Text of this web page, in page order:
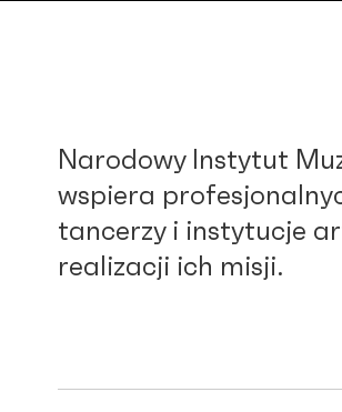
Narodowy Instytut
wspiera
tancerzy i instytucje
realizacji ich misji.